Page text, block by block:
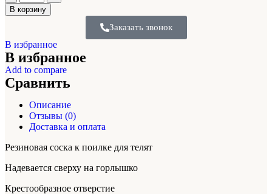
В корзину
Заказать звонок
В избранное
В избранное
Add to compare
Сравнить
Описание
Отзывы (0)
Доставка и оплата
Резиновая соска к поилке для телят
Надевается сверху на горлышко
Крестообразное отверстие